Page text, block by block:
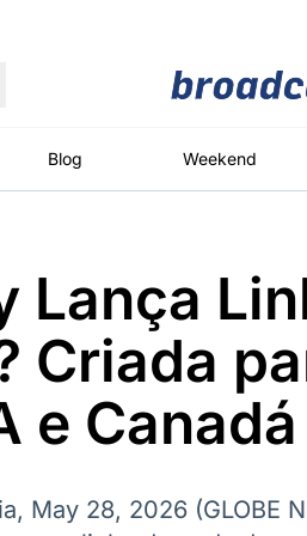
Blog Weekend
Político
Os bastidores da
política em
tempo real
Broadcast
Energia
O setor de
energia elétrica
no Brasil
Broadcast
Broadcast
Lança
Criada
e Canadá
May 28, 2026 (GLOBE